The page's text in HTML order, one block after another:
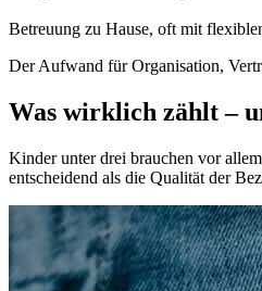
Betreuung zu Hause, oft mit
Der Aufwand für Organisation,
Was wirklich zählt –
Kinder unter drei brauchen vor
entscheidend als die Qualität der